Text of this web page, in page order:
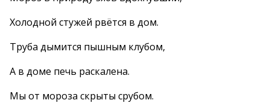
Холодной стужей рвётся в дом.
Труба дымится пышным клубом,
А в доме печь раскалена.
Мы от мороза скрыты срубом.